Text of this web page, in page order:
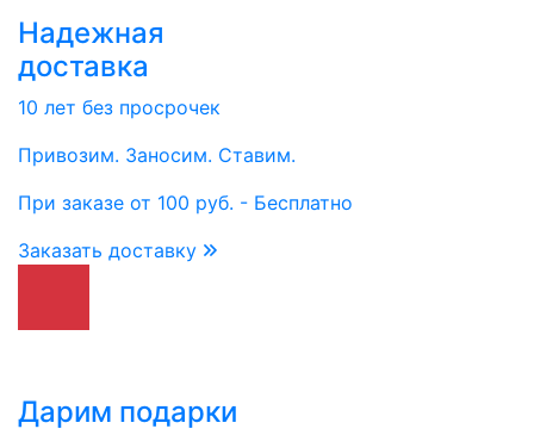
Надежная
доставка
10 лет без просрочек
Привозим. Заносим. Ставим.
При заказе от 100 руб. - Бесплатно
Заказать доставку
Дарим подарки